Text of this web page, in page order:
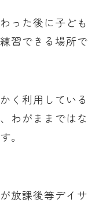
った後に子ど
習できる場所
く利用してい
わがままでは
。
放課後等デイ